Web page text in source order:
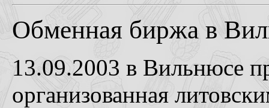
Обменная биржа в
13.09.2003 в Вильнюсе
организованная